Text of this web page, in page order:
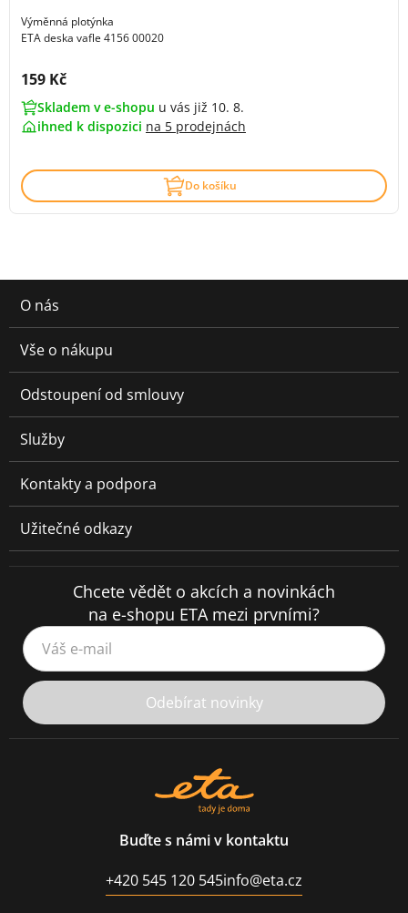
Výměnná plotýnka
ETA deska vafle 4156 00020
Cena s DPH:
159 Kč
Skladem v e-shopu u vás již 10. 8.
ihned k dispozici na 5 prodejnách
Do košíku
O nás
Vše o nákupu
Odstoupení od smlouvy
Služby
Kontakty a podpora
Užitečné odkazy
Chcete vědět o akcích a novinkách
na e-shopu ETA mezi prvními?
Váš e-mail
Odebírat novinky
Buďte s námi v kontaktu
+420 545 120 545info@eta.cz